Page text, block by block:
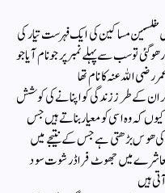
مفلسین مساکین کی ایک فہرست تیار کی
گئی تو سب سے پہلے نمبر پر جو نام آیا جو
اللہ عنہ کا نام تھا
ان کے طرز زندگی کو اپنانے کی کوشش
کہ وہ اسی کو معیار بناتے ہیں جس
ھوس بڑھتی ہے جس کے نتیجے میں
معاشرے میں جھوٹ فراڈ رشوت سود
ہیں